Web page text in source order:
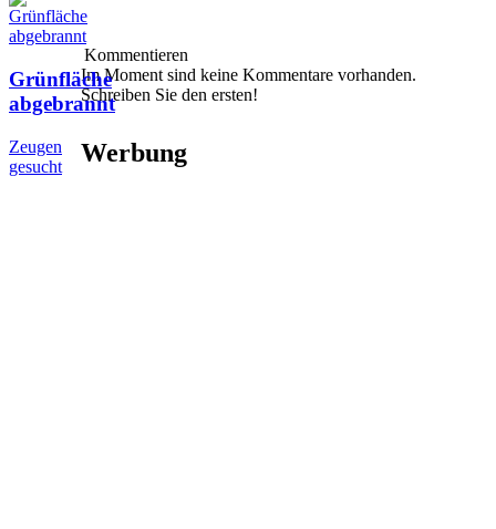
Grünfläche
abgebrannt
Zeugen
gesucht
Kommentieren
Im Moment sind keine Kommentare vorhanden.
Schreiben Sie den ersten!
Werbung